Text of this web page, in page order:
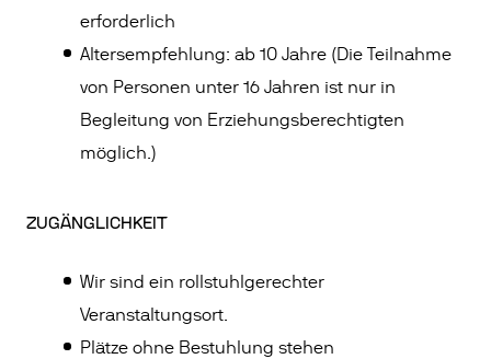
erforderlich
Altersempfehlung: ab 10 Jahre (Die Teilnahme
von Personen unter 16 Jahren ist nur in
Begleitung von Erziehungsberechtigten
möglich.)
ZUGÄNGLICHKEIT
Wir sind ein rollstuhlgerechter
Veranstaltungsort.
Plätze ohne Bestuhlung stehen